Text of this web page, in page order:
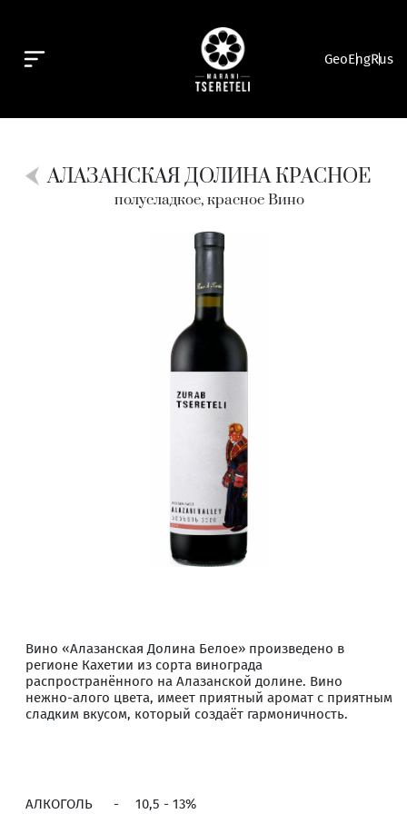
GeoEngRus
АЛАЗАНСКАЯ ДОЛИНА КРАСНОЕ
полусладкое, красное Вино
Вино «Алазанская Долина Белое» произведено в
регионе Кахетии из сорта винограда
распространённого на Алазанской долине. Вино
нежно-алого цвета, имеет приятный аромат с приятным
сладким вкусом, который создаёт гармоничность.
АЛКОГОЛЬ - 10,5 - 13%